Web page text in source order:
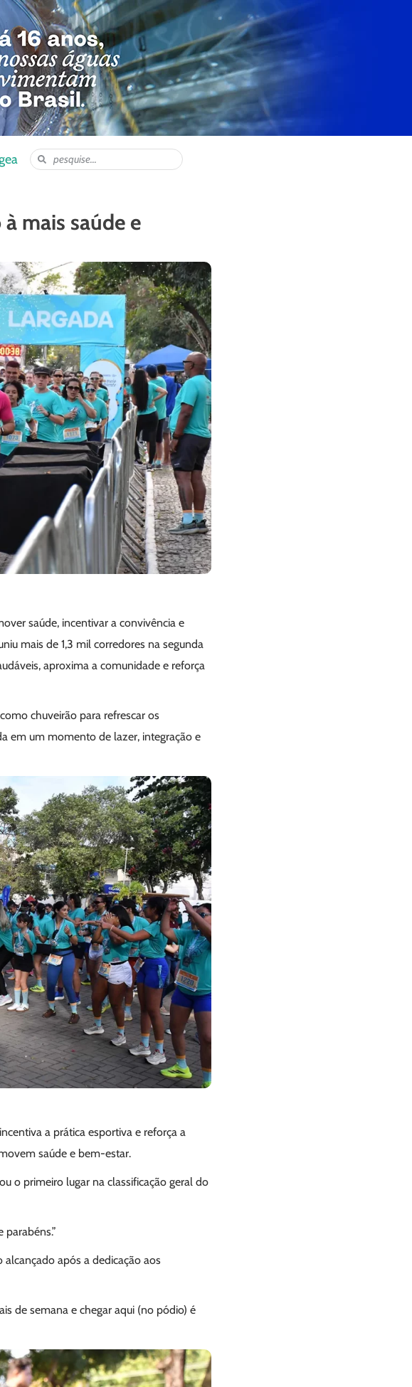
mais saúde e
saúde, incentivar a convivência e
mais de 1,3 mil corredores na segunda
aproxima a comunidade e reforça
chuveirão para refrescar os
em um momento de lazer, integração e
a prática esportiva e reforça a
saúde e bem-estar.
o primeiro lugar na classificação geral do
após a dedicação aos
de semana e chegar aqui (no pódio) é